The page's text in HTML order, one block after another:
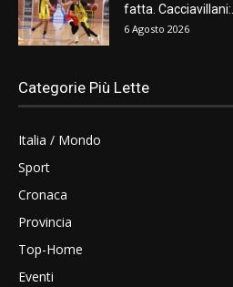
fatta. Cacciavillani:...
6 Agosto 2026
Categorie Più Lette
Italia / Mondo
Sport
Cronaca
Provincia
Top-Home
Eventi